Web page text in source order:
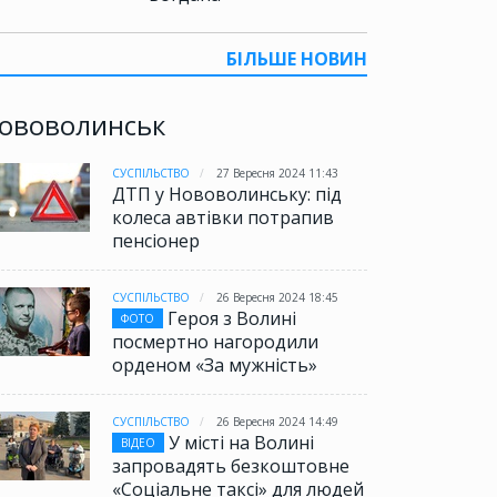
БІЛЬШЕ НОВИН
СУСПІЛЬСТВО 27 Вересня 2024 11:43
ДТП у Нововолинську: під
колеса автівки потрапив
пенсіонер
СУСПІЛЬСТВО
26 Вересня 2024 18:45
ФОТО
Героя з Волині
посмертно нагородили
орденом «За мужність»
СУСПІЛЬСТВО
26 Вересня 2024 14:49
ВІДЕО
У місті на Волині
запровадять безкоштовне
«Соціальне таксі» для людей